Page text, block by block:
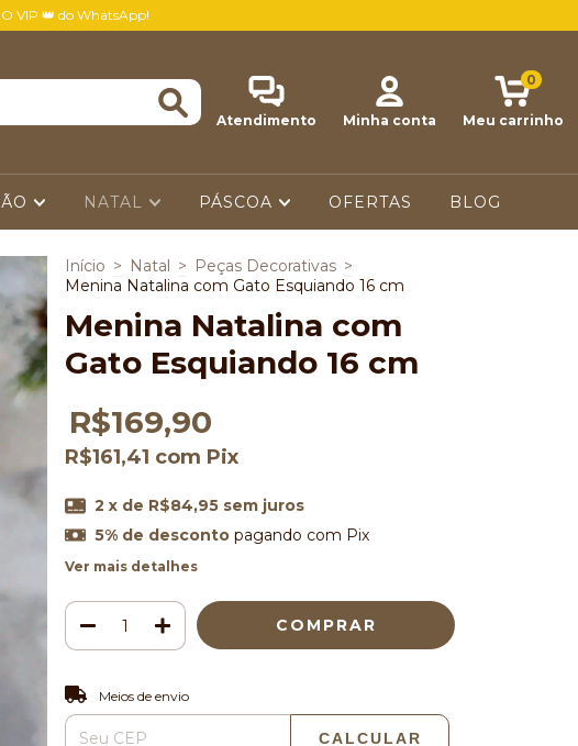
VIP 👑 do WhatsApp!
Atendimento Minha conta Meu carrinho
0
NATAL PÁSCOA OFERTAS BLOG
Início > Natal > Peças Decorativas >
Menina Natalina com Gato Esquiando 16 cm
Menina Natalina com
Gato Esquiando 16 cm
R$169,90
R$161,41 com Pix
2 x de R$84,95 sem juros
5% de descontopagando com Pix
Ver mais detalhes
Entregas para o CEP:
Meios de envio
CALCULAR